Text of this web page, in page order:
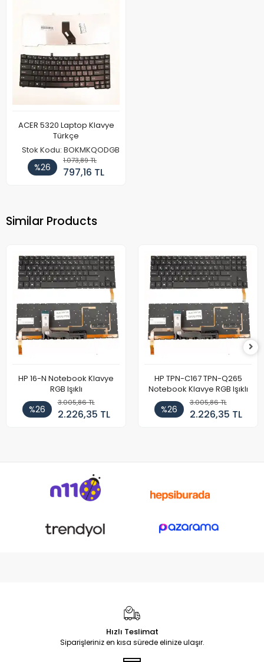
ACER 5320 Laptop Klavye
Türkçe
Stok Kodu: BOKMKQODGB
%26
1.073,89 TL
797,16 TL
Similar Products
HP 16-N Notebook Klavye
RGB Işıklı
%26
3.005,86 TL
2.226,35 TL
HP TPN-C167 TPN-Q265
Notebook Klavye RGB Işıklı
%26
3.005,86 TL
2.226,35 TL
Hızlı Teslimat
Siparişleriniz en kısa sürede elinize ulaşır.